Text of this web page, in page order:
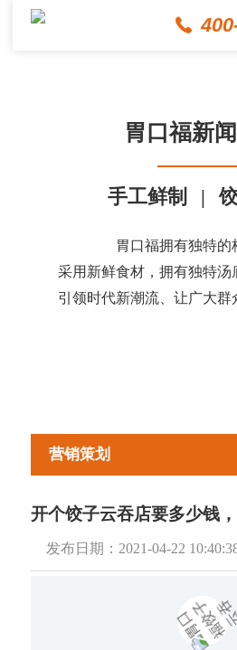
胃口福新
手工鲜制 |
胃口福拥有独特的
采用新鲜食材，拥有独特汤
引领时代新潮流、让广大群
营销策划
开个饺子云吞店要多少钱
发布日期： 2021-04-22